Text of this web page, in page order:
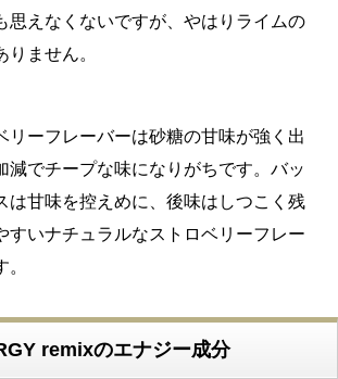
思えなくないですが、やはりライムの
ません。
リーフレーバーは砂糖の甘味が強く出
減でチープな味になりがちです。バッ
は甘味を控えめに、後味はしつこく残
すいナチュラルなストロベリーフレー
remixのエナジー成分